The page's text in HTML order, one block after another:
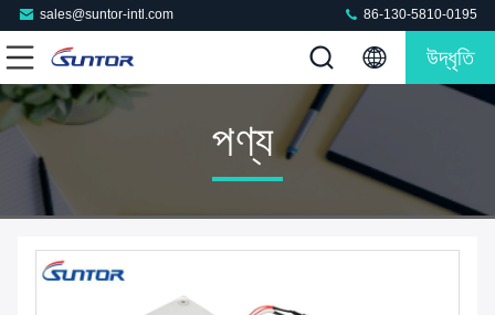
sales@suntor-intl.com 86-130-5810-0195
উদ্ধৃতি
পণ্য